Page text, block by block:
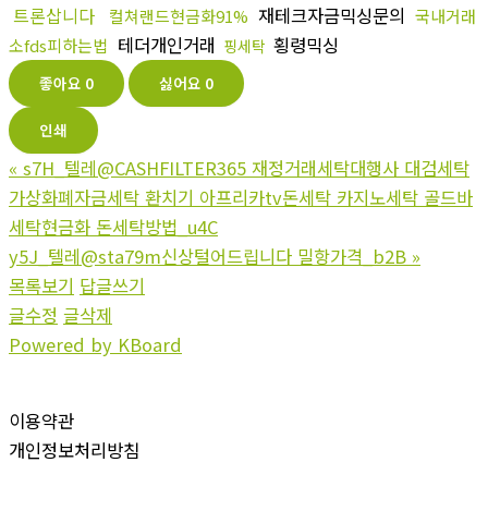
트론삽니다
컬쳐랜드현금화91% 재테크자금믹싱문의 국내거래
소fds피하는법 테더개인거래 핑세탁 횡령믹싱
좋아요 0 싫어요 0
인쇄
« s7H_텔레@CASHFILTER365 재정거래세탁대행사 대검세탁
가상화폐자금세탁 환치기 아프리카tv돈세탁 카지노세탁 골드바
세탁현금화 돈세탁방법_u4C
y5J_텔레@sta79m신상털어드립니다 밀항가격_b2B »
목록보기 답글쓰기
글수정 글삭제
Powered by KBoard
이용약관
개인정보처리방침